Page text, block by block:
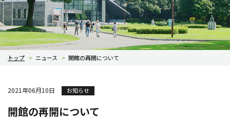
トップ > ニュース > 開館の再開について
2021年06月10日 お知らせ
開館の再開について